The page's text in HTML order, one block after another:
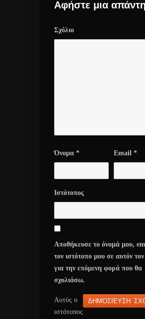
Αφήστε μια
Σχόλιο
Όνομα * Email *
Ιστότοπος
Αποθήκευσε το όνομά μου,
τον ιστότοπο μου σε αυτόν
για την επόμενη φορά που θα
σχολιάσω.
Αυτός ο
ιστότοπος